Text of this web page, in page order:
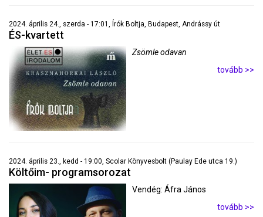
2024. április 24., szerda - 17:01, Írók Boltja, Budapest, Andrássy út
ÉS-kvartett
Zsömle odavan
tovább >>
2024. április 23., kedd - 19:00, Scolar Könyvesbolt (Paulay Ede utca 19.)
Költőim- programsorozat
Vendég: Áfra János
tovább >>